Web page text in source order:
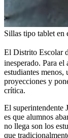
Sillas tipo tablet en
El Distrito Escolar
inesperado. Para
estudiantes menos,
proyecciones y
crítica.
El superintendente
es que alumnos
no llega son los
que